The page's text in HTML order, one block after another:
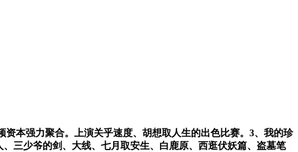
本强力聚合。上演关乎速度、胡想取人生的出色比赛。3、我的珍
三少爷的剑、大线、七月取安生、白鹿原、西逛伏妖篇、盗墓笔